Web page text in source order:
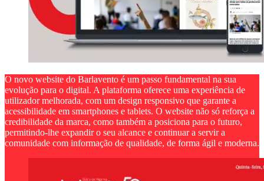
O novo website do Barlavento é um passo fundamental na sua
evolução para o digital. A plataforma oferece uma experiência de
utilizador melhorada, com um design responsivo que garante a
acessibilidade em smartphones e tablets. O website não só reforça a
credibilidade da marca, como também a posiciona para o futuro,
permitindo-lhe expandir o seu alcance e continuar a servir a
comunidade com informação de qualidade, de forma ágil e moderna.